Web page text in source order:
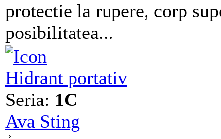
protectie la rupere, corp
posibilitatea...
Hidrant portativ
Seria: 1C
Ava Sting